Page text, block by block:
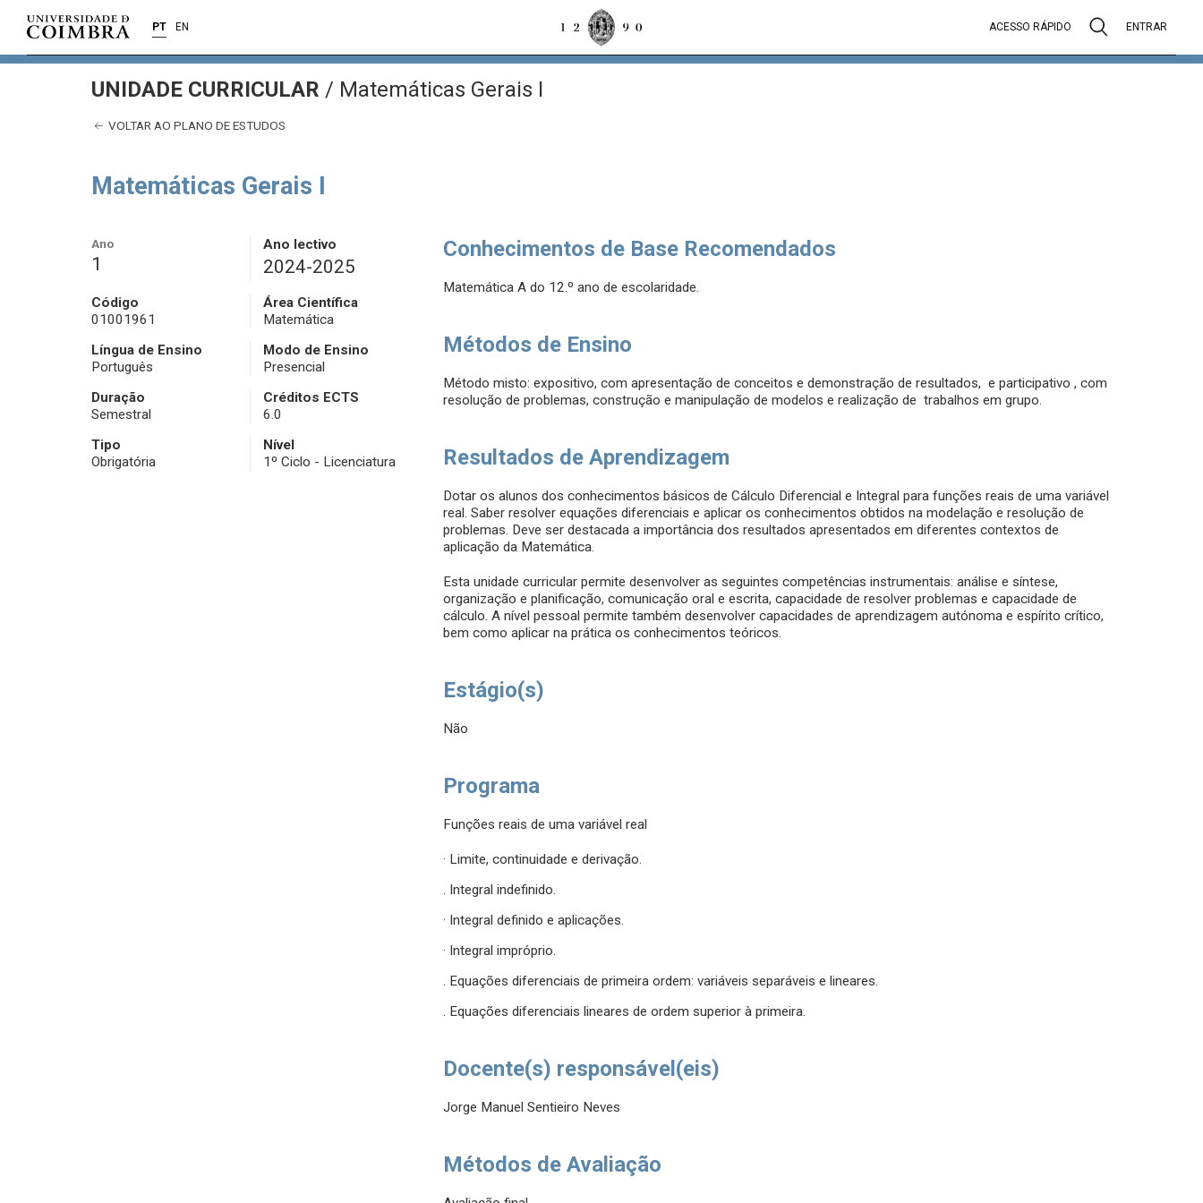
PT EN ACESSO RÁPIDO ENTRAR
UNIDADE CURRICULAR / Matemáticas Gerais I
VOLTAR AO PLANO DE ESTUDOS
Matemáticas Gerais I
Ano
1
Ano lectivo
2024-2025
Código
01001961
Área Científica
Matemática
Língua de Ensino
Português
Modo de Ensino
Presencial
Duração
Semestral
Créditos ECTS
6.0
Tipo
Obrigatória
Nível
1º Ciclo - Licenciatura
Conhecimentos de Base Recomendados
Matemática A do 12.º ano de escolaridade.
Métodos de Ensino
Método misto: expositivo, com apresentação de conceitos e demonstração de resultados, e participativo , com
resolução de problemas, construção e manipulação de modelos e realização de trabalhos em grupo.
Resultados de Aprendizagem
Dotar os alunos dos conhecimentos básicos de Cálculo Diferencial e Integral para funções reais de uma variável
real. Saber resolver equações diferenciais e aplicar os conhecimentos obtidos na modelação e resolução de
problemas. Deve ser destacada a importância dos resultados apresentados em diferentes contextos de
aplicação da Matemática.
Esta unidade curricular permite desenvolver as seguintes competências instrumentais: análise e síntese,
organização e planificação, comunicação oral e escrita, capacidade de resolver problemas e capacidade de
cálculo. A nível pessoal permite também desenvolver capacidades de aprendizagem autónoma e espírito crítico,
bem como aplicar na prática os conhecimentos teóricos.
Estágio(s)
Não
Programa
Funções reais de uma variável real
· Limite, continuidade e derivação.
. Integral indefinido.
· Integral definido e aplicações.
· Integral impróprio.
. Equações diferenciais de primeira ordem: variáveis separáveis e lineares.
. Equações diferenciais lineares de ordem superior à primeira.
Docente(s) responsável(eis)
Jorge Manuel Sentieiro Neves
Métodos de Avaliação